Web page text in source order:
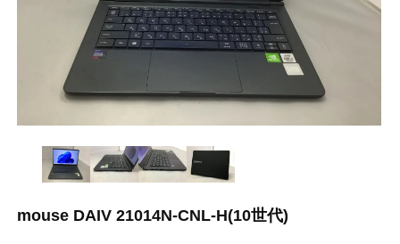
mouse DAIV 21014N-CNL-H(10世代)